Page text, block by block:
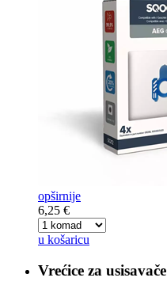
opširnije
6,25 €
u košaricu
Vrećice za usisavače